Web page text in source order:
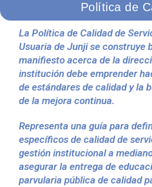
Política de
La Política de Calidad de
Usuaria de Junji se construye
manifiesto acerca de la
institución debe emprender
de estándares de calidad y la
de la mejora continua.
Representa una guía para
específicos de calidad de
gestión institucional a
asegurar la entrega de
parvularia pública de calidad